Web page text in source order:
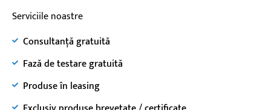
Serviciile noastre
Consultanță gratuită
Fază de testare gratuită
Produse în leasing